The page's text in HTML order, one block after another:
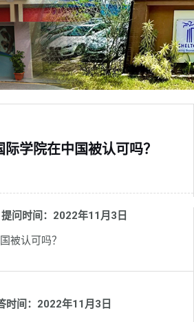
学院在中国被认可吗？
时间：2022年11月3日
被认可吗？
间：2022年11月3日